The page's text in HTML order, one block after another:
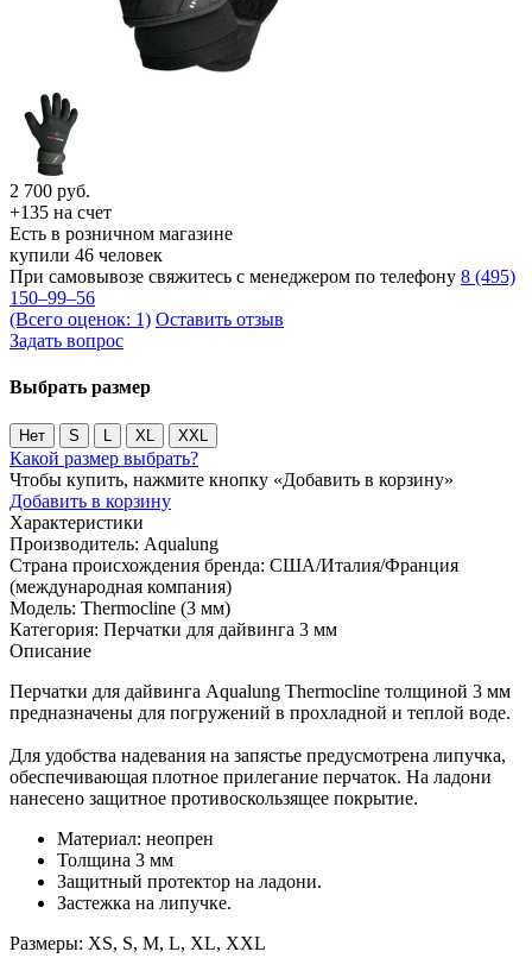
2 700 руб.
+135 на счет
Есть в розничном магазине
купили 46 человек
При самовывозе свяжитесь с менеджером по телефону 8 (495)
150–99–56
(Всего оценок: 1) Оставить отзыв
Задать вопрос
Выбрать размер
Нет S L XL XXL
Какой размер выбрать?
Чтобы купить, нажмите кнопку «Добавить в корзину»
Добавить в корзину
Характеристики
Производитель: Aqualung
Страна происхождения бренда: США/Италия/Франция
(международная компания)
Модель: Thermocline (3 мм)
Категория: Перчатки для дайвинга 3 мм
Описание
Перчатки для дайвинга Aqualung Thermocline толщиной 3 мм
предназначены для погружений в прохладной и теплой воде.
Для удобства надевания на запястье предусмотрена липучка,
обеспечивающая плотное прилегание перчаток. На ладони
нанесено защитное противоскользящее покрытие.
Материал: неопрен
Толщина 3 мм
Защитный протектор на ладони.
Застежка на липучке.
Размеры: XS, S, M, L, XL, XXL